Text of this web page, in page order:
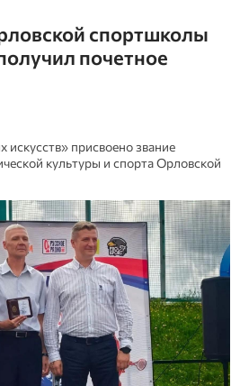
спортшколы
почетное
присвоено звание
культуры и спорта Орловской